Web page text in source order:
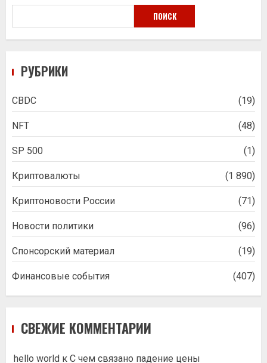
ПОИСК
РУБРИКИ
CBDC (19)
NFT (48)
SP 500 (1)
Криптовалюты (1 890)
Криптоновости России (71)
Новости политики (96)
Спонсорский материал (19)
Финансовые события (407)
СВЕЖИЕ КОММЕНТАРИИ
hello world к С чем связано падение цены